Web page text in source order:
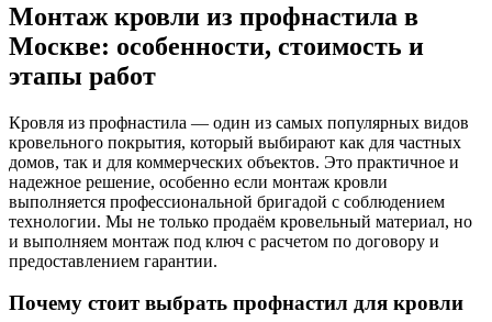
Монтаж кровли из профнастила в
Москве: особенности, стоимость и
этапы работ
Кровля из профнастила — один из самых популярных видов
кровельного покрытия, который выбирают как для частных
домов, так и для коммерческих объектов. Это практичное и
надежное решение, особенно если монтаж кровли
выполняется профессиональной бригадой с соблюдением
технологии. Мы не только продаём кровельный материал, но
и выполняем монтаж под ключ с расчетом по договору и
предоставлением гарантии.
Почему стоит выбрать профнастил для кровли